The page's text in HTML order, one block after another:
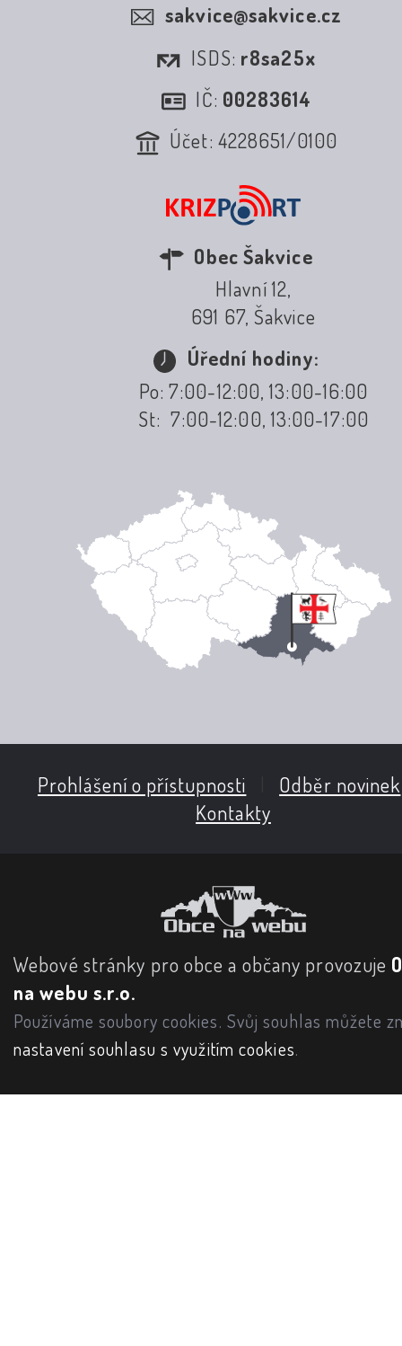
sakvice@sakvice.cz
ISDS: r8sa25x
IČ: 00283614
Účet: 4228651/0100
Obec Šakvice
Hlavní 12,
691 67, Šakvice
Úřední hodiny:
Po: 7:00-12:00, 13:00-16:00
St: 7:00-12:00, 13:00-17:00
Prohlášení o přístupnosti Odběr novinek
Kontakty
Webové stránky pro obce a občany provozuje
na webu s.r.o.
Používáme soubory cookies. Svůj souhlas můžete
nastavení souhlasu s využitím cookies.